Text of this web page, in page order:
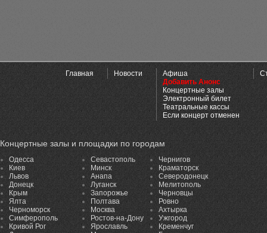
Главная Новости
Афиша
Добавить Анонс
Концертные залы
Электронный билет
Театральные кассы
Если концерт отменен
Концертные залы и площадки по городам
Одесса
Киев
Львов
Донецк
Крым
Ялта
Черноморск
Симферополь
Кривой Рог
Севастополь
Минск
Анапа
Луганск
Запорожье
Полтава
Москва
Ростов-на-Дону
Ярославль
Чернигов
Краматорск
Северодонецк
Мелитополь
Черновцы
Ровно
Ахтырка
Ужгород
Кременчуг